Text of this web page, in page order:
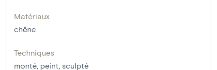
Matériaux
chêne
Techniques
monté peint sculpté